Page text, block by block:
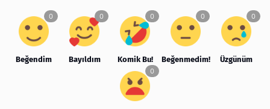
Beğendim Bayıldım Komik Bu! Beğenmedim! Üzgünüm